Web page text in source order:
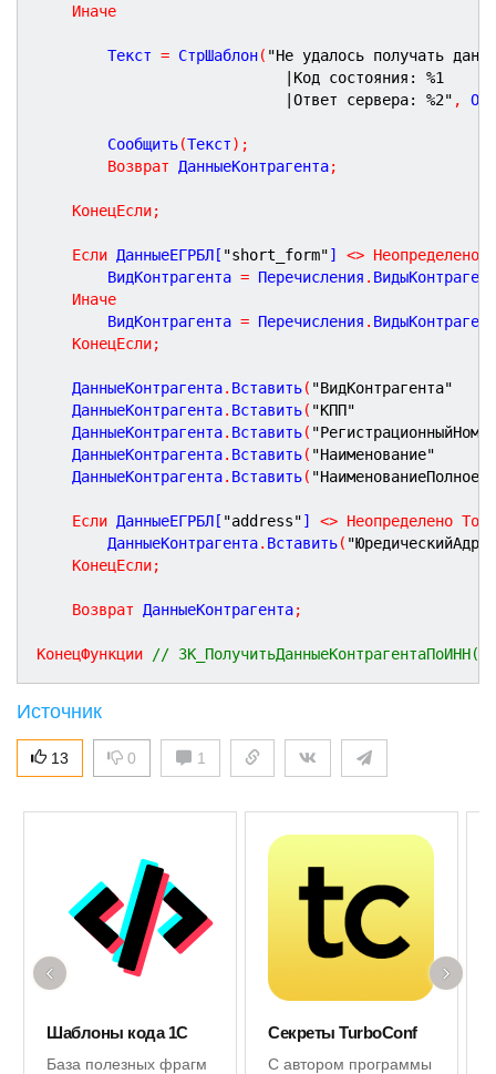
Иначе
		Текст
= СтрШаблон( "Не удалось получать
|Код состояния: %1
|Ответ сервера: %2" ,
		Сообщить
(Текст) ;
Возврат ДанныеКонтрагента;
КонецЕсли;
Если ДанныеЕГРБЛ[ "short_form"] <> Неопределено
		ВидКонтрагента
= Перечисления .
Иначе
		ВидКонтрагента
= Перечисления .
КонецЕсли;
	ДанныеКонтрагента
. Вставить( "ВидКонтрагента"
	ДанныеКонтрагента
. Вставить( "КПП"
	ДанныеКонтрагента
. Вставить(
	ДанныеКонтрагента
. Вставить( "Наименование"
	ДанныеКонтрагента
. Вставить( "НаименованиеПолное"
Если ДанныеЕГРБЛ[ "address"] <> Неопределено
		ДанныеКонтрагента
. Вставить(
КонецЕсли;
Возврат ДанныеКонтрагента;
КонецФункции // ЗК_ПолучитьДанныеКонтрагентаПоИНН()
Источник
13 0 1
Шаблоны кода 1С
База полезных фрагм
Секреты TurboConf
С автором программы
‹ ›